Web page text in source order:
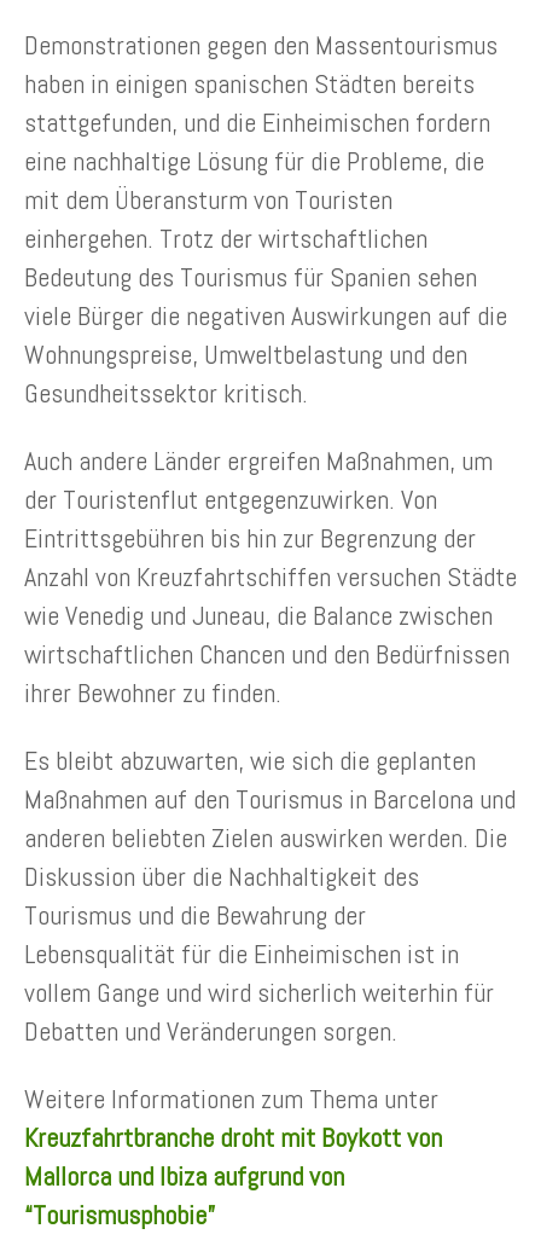
Demonstrationen gegen den Massentourismus
haben in einigen spanischen Städten bereits
stattgefunden, und die Einheimischen fordern
eine nachhaltige Lösung für die Probleme, die
mit dem Überansturm von Touristen
einhergehen. Trotz der wirtschaftlichen
Bedeutung des Tourismus für Spanien sehen
viele Bürger die negativen Auswirkungen auf die
Wohnungspreise, Umweltbelastung und den
Gesundheitssektor kritisch.
Auch andere Länder ergreifen Maßnahmen, um
der Touristenflut entgegenzuwirken. Von
Eintrittsgebühren bis hin zur Begrenzung der
Anzahl von Kreuzfahrtschiffen versuchen Städte
wie Venedig und Juneau, die Balance zwischen
wirtschaftlichen Chancen und den Bedürfnissen
ihrer Bewohner zu finden.
Es bleibt abzuwarten, wie sich die geplanten
Maßnahmen auf den Tourismus in Barcelona und
anderen beliebten Zielen auswirken werden. Die
Diskussion über die Nachhaltigkeit des
Tourismus und die Bewahrung der
Lebensqualität für die Einheimischen ist in
vollem Gange und wird sicherlich weiterhin für
Debatten und Veränderungen sorgen.
Weitere Informationen zum Thema unter
Kreuzfahrtbranche droht mit Boykott von
Mallorca und Ibiza aufgrund von
“Tourismusphobie”